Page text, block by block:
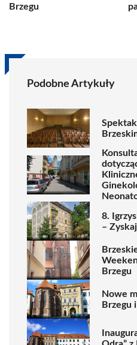
Brzegu
Podobne Artykuły
8.
–
Brzegu
Nowe
Brzegu